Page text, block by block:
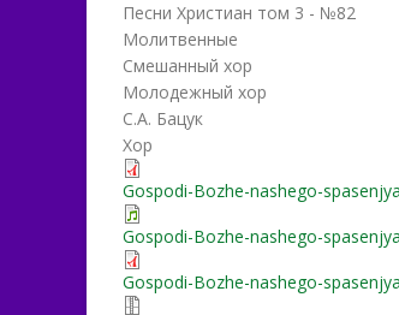
Песни Христиан том 3 - №82
Молитвенные
Смешанный хор
Молодежный хор
С.А. Бацук
Хор
Gospodi-Bozhe-nashego-
Gospodi-Bozhe-nashego-
Gospodi-Bozhe-nashego-